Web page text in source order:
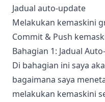
Jadual auto-update
Melakukan kemaskini
Commit & Push
Bahagian 1: Jadual
Di bahagian ini saya
bagaimana saya
melakukan kemaskini